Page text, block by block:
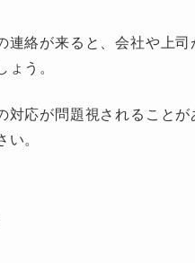
絡が来ると、会社や上司
う。
応が問題視されること
。